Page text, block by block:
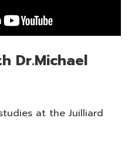
Dr.Michael
at the Juilliard